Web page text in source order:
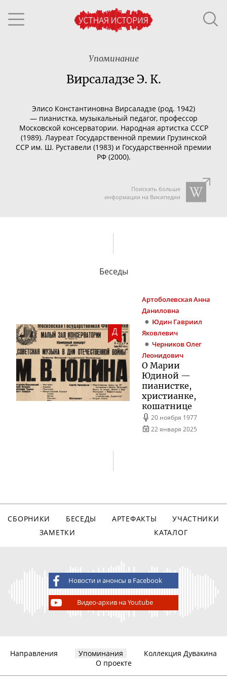
Упоминание
Вирсаладзе Э. К.
Элисо Константиновна Вирсаладзе (род. 1942)
— пианистка, музыкальный педагог, профессор
Московской консерватории. Народная артистка СССР
(1989). Лауреат Государственной премии Грузинской
ССР им. Ш. Руставели (1983) и Государственной премии
РФ (2000).
Поискать больше
информации на Википедии
Беседы
Д
АртоболевскаяАнна
Даниловна
Юдин Гавриил
Яковлевич
Черников Олег
Леонидович
О Марии
Юдиной —
пианистке,
христианке,
кошатнице
20 ноября 1977
22 января 2025
СБОРНИКИ БЕСЕДЫ АРТЕФАКТЫ
УЧАСТНИКИ
ЗАМЕТКИ
КАТАЛОГ
Новости и анонсы в Facebook
Видео-архив на Youtube
Направления Упоминания
Коллекция Дувакина
О проекте